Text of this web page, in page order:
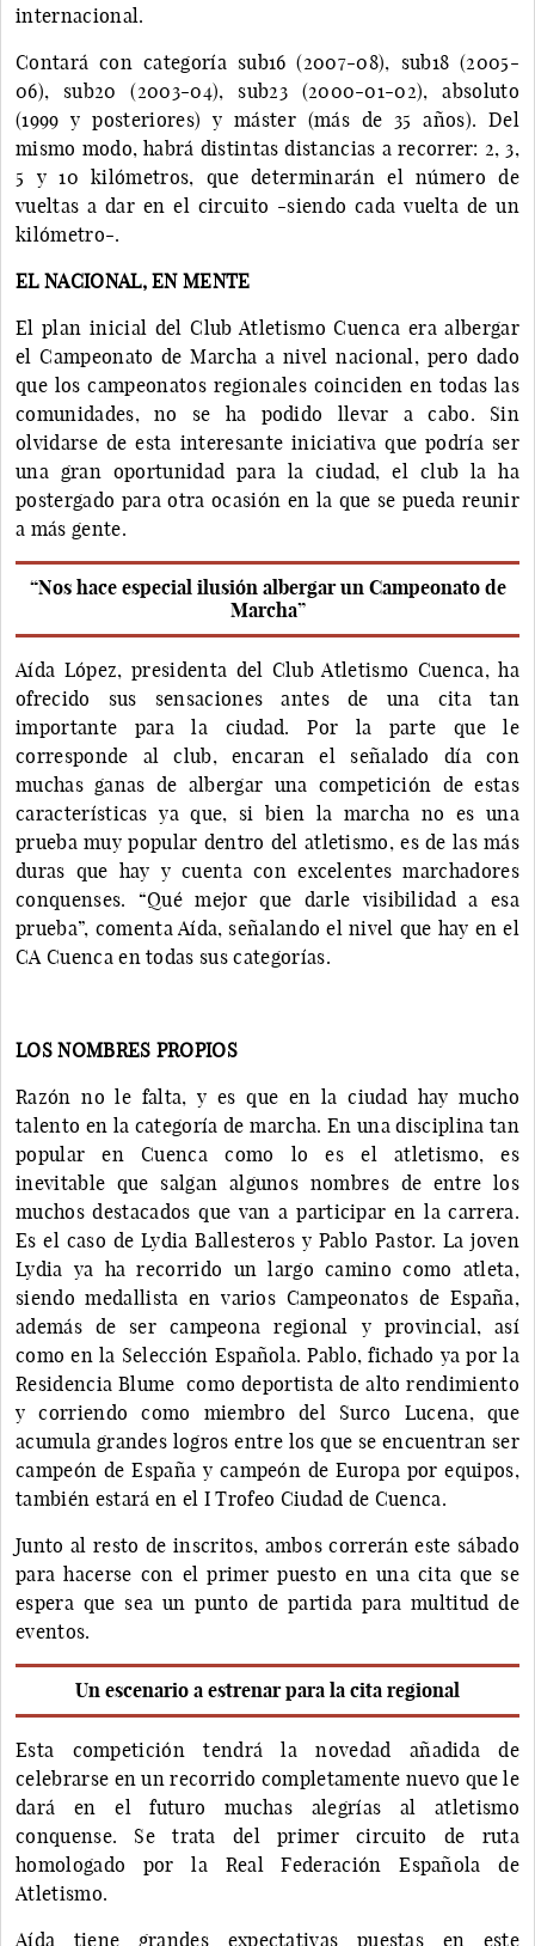
internacional.
Contará con categoría sub16 (2007-08), sub18 (2005-
06), sub20 (2003-04), sub23 (2000-01-02), absoluto
(1999 y posteriores) y máster (más de 35 años). Del
mismo modo, habrá distintas distancias a recorrer: 2, 3,
5 y 10 kilómetros, que determinarán el número de
vueltas a dar en el circuito -siendo cada vuelta de un
kilómetro-.
EL NACIONAL, EN MENTE
El plan inicial del Club Atletismo Cuenca era albergar
el Campeonato de Marcha a nivel nacional, pero dado
que los campeonatos regionales coinciden en todas las
comunidades, no se ha podido llevar a cabo. Sin
olvidarse de esta interesante iniciativa que podría ser
una gran oportunidad para la ciudad, el club la ha
postergado para otra ocasión en la que se pueda reunir
a más gente.
“Nos hace especial ilusión albergar un Campeonato de
Marcha”
Aída López, presidenta del Club Atletismo Cuenca, ha
ofrecido sus sensaciones antes de una cita tan
importante para la ciudad. Por la parte que le
corresponde al club, encaran el señalado día con
muchas ganas de albergar una competición de estas
características ya que, si bien la marcha no es una
prueba muy popular dentro del atletismo, es de las más
duras que hay y cuenta con excelentes marchadores
conquenses. “Qué mejor que darle visibilidad a esa
prueba”, comenta Aída, señalando el nivel que hay en el
CA Cuenca en todas sus categorías.
LOS NOMBRES PROPIOS
Razón no le falta, y es que en la ciudad hay mucho
talento en la categoría de marcha. En una disciplina tan
popular en Cuenca como lo es el atletismo, es
inevitable que salgan algunos nombres de entre los
muchos destacados que van a participar en la carrera.
Es el caso de Lydia Ballesteros y Pablo Pastor. La joven
Lydia ya ha recorrido un largo camino como atleta,
siendo medallista en varios Campeonatos de España,
además de ser campeona regional y provincial, así
como en la Selección Española. Pablo, fichado ya por la
Residencia Blume como deportista de alto rendimiento
y corriendo como miembro del Surco Lucena, que
acumula grandes logros entre los que se encuentran ser
campeón de España y campeón de Europa por equipos,
también estará en el I Trofeo Ciudad de Cuenca.
Junto al resto de inscritos, ambos correrán este sábado
para hacerse con el primer puesto en una cita que se
espera que sea un punto de partida para multitud de
eventos.
Un escenario a estrenar para la cita regional
Esta competición tendrá la novedad añadida de
celebrarse en un recorrido completamente nuevo que le
dará en el futuro muchas alegrías al atletismo
conquense. Se trata del primer circuito de ruta
homologado por la Real Federación Española de
Atletismo.
Aída tiene grandes expectativas puestas en este